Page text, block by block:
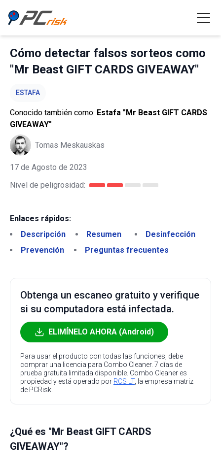
Cómo detectar falsos sorteos como
"Mr Beast GIFT CARDS GIVEAWAY"
ESTAFA
Conocido también como: Estafa "Mr Beast GIFT CARDS
GIVEAWAY"
Tomas Meskauskas
17 de Agosto de 2023
Nivel de peligrosidad:
Enlaces rápidos:
Descripción
Resumen
Desinfección
Prevención
Preguntas frecuentes
Obtenga un escaneo gratuito y verifique
si su computadora está infectada.
ELIMÍNELO AHORA (Android)
Para usar el producto con todas las funciones, debe
comprar una licencia para Combo Cleaner. 7 días de
prueba gratuita limitada disponible. Combo Cleaner es
propiedad y está operado por RCS LT, la empresa matriz
de PCRisk.
¿Qué es "Mr Beast GIFT CARDS
GIVEAWAY"?